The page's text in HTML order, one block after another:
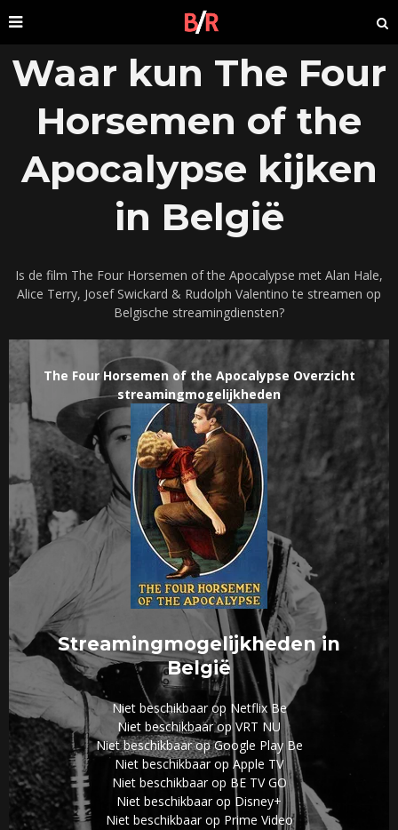
Waar kun The Four
Horsemen of the
Apocalypse kijken
in België
Is de film The Four Horsemen of the Apocalypse met Alan Hale,
Alice Terry, Josef Swickard & Rudolph Valentino te streamen op
Belgische streamingdiensten?
The Four Horsemen of the Apocalypse Overzicht
streamingmogelijkheden
Streamingmogelijkheden in
België
Niet beschikbaar op Netflix Be
Niet beschikbaar op VRT NU
Niet beschikbaar op Google Play Be
Niet beschikbaar op Apple TV
Niet beschikbaar op BE TV GO
Niet beschikbaar op Disney+
Niet beschikbaar op Prime Video